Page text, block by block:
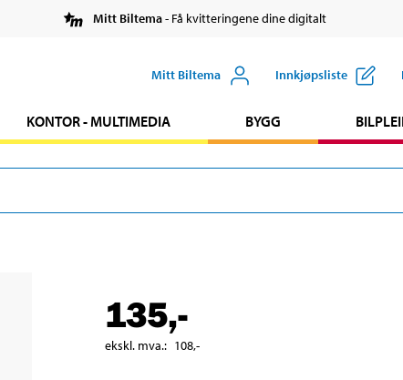
Mitt Biltema- Få kvitteringene dine digitalt
Mitt Biltema Innkjøpsliste
KONTOR - MULTIMEDIA BYGG
135,-
ekskl. mva.: 108,-